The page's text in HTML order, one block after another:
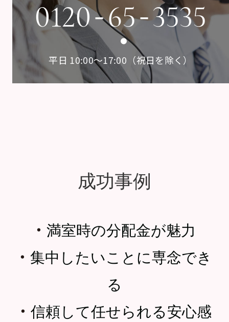
0120-65-3535
平日 10:00〜17:00（祝日を除く）
成功事例
・ 満室時の分配金が魅力
・ 集中したいことに専念でき
る
・ 信頼して任せられる安心感